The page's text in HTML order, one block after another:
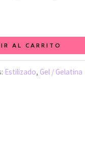
AL CARRITO
Estilizado, Gel / Gelatina